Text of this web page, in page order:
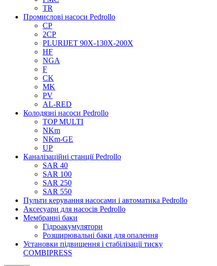
TR
Промислові насоси Pedrollo
CP
2CP
PLURIJET 90X-130X-200X
HF
NGA
F
CK
MK
PV
AL-RED
Колодязні насоси Pedrollo
TOP MULTI
NKm
NKm-GE
UP
Каналізаційні станції Pedrollo
SAR 40
SAR 100
SAR 250
SAR 550
Пульти керування насосами і автоматика Pedrollo
Аксесуари для насосів Pedrollo
Мембранні баки
Гідроакумулятори
Розширювальні баки для опалення
Установки підвищення і стабілізації тиску
COMBIPRESS